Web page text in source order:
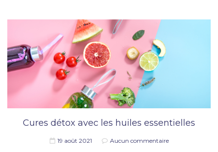
Cures détox avec les huiles essentielles
19 août 2021 Aucun commentaire